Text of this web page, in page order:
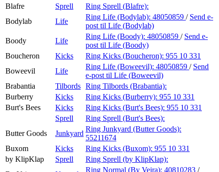
Blafre
Sprell
Ring Sprell (Blafre):
Bodylab
Life
Ring Life (Bodylab): 48050859 / Send e-
post til Life (Bodylab)
Boody
Life
Ring Life (Boody): 48050859 / Send e-
post til Life (Boody)
Boucheron
Kicks Ring Kicks (Boucheron): 955 10 331
Boweevil
Life
Ring Life (Boweevil): 48050859 / Send
e-post til Life (Boweevil)
Brabantia
Tilbords Ring Tilbords (Brabantia):
Burberry
Kicks Ring Kicks (Burberry): 955 10 331
Burt's Bees
Kicks Ring Kicks (Burt's Bees): 955 10 331
Sprell
Ring Sprell (Burt's Bees):
Butter Goods
Junkyard
Ring Junkyard (Butter Goods):
55211674
Buxom
Kicks Ring Kicks (Buxom): 955 10 331
by KlipKlap
Sprell
Ring Sprell (by KlipKlap):
Ring Normal (By Veira): 40810283 /